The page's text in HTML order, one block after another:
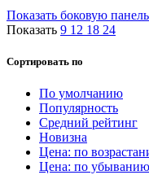
Показать боковую панель
Показать 9 12 18 24
Сортировать по
По умолчанию
Популярность
Средний рейтинг
Новизна
Цена: по
Цена: по убыванию